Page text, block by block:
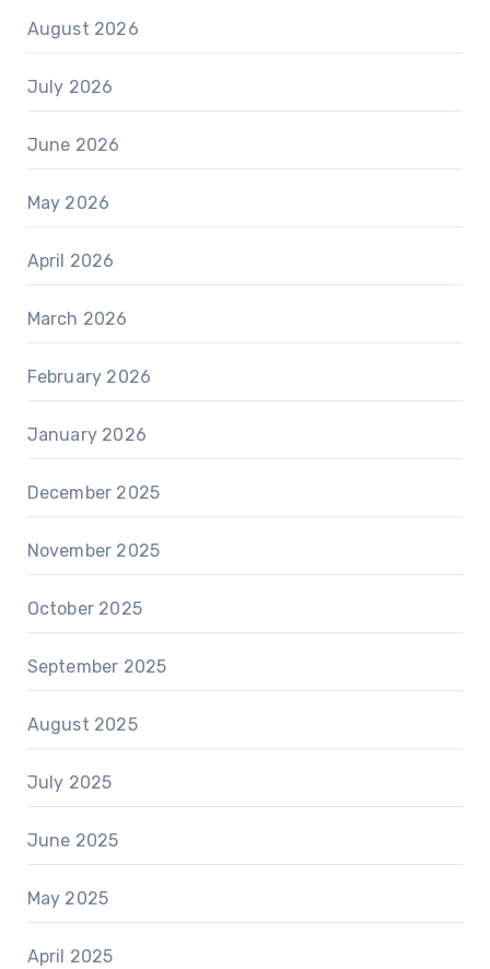
August 2026
July 2026
June 2026
May 2026
April 2026
March 2026
February 2026
January 2026
December 2025
November 2025
October 2025
September 2025
August 2025
July 2025
June 2025
May 2025
April 2025